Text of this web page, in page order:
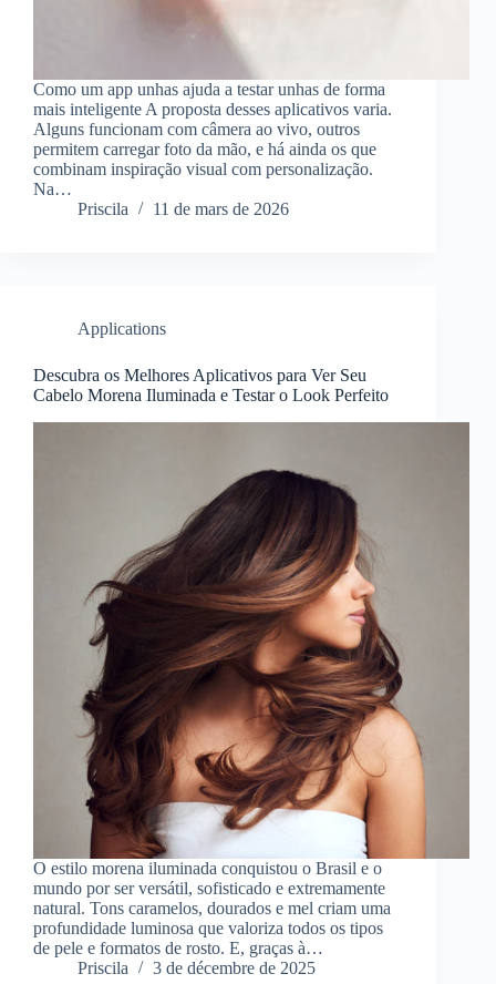
Como um app unhas ajuda a testar unhas de forma
mais inteligente A proposta desses aplicativos varia.
Alguns funcionam com câmera ao vivo, outros
permitem carregar foto da mão, e há ainda os que
combinam inspiração visual com personalização.
Na…
Priscila
11 de mars de 2026
Applications
Descubra os Melhores Aplicativos para Ver Seu
Cabelo Morena Iluminada e Testar o Look Perfeito
O estilo morena iluminada conquistou o Brasil e o
mundo por ser versátil, sofisticado e extremamente
natural. Tons caramelos, dourados e mel criam uma
profundidade luminosa que valoriza todos os tipos
de pele e formatos de rosto. E, graças à…
Priscila
3 de décembre de 2025